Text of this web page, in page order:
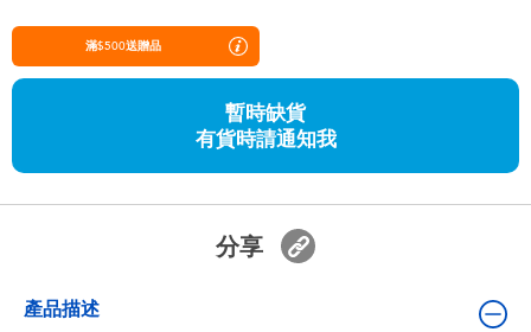
嬰兒及學前玩具
人氣角色
滿$500送贈品
暫時缺貨
有貨時請通知我
分享
產品描述